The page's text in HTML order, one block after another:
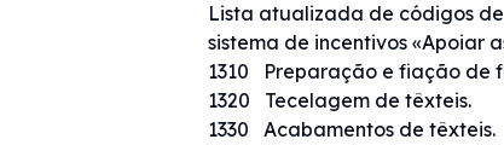
Lista atualizada de códigos
sistema de incentivos «Apoiar
1310 Preparação e fiação de
1320 Tecelagem de têxteis.
1330 Acabamentos de têxteis.